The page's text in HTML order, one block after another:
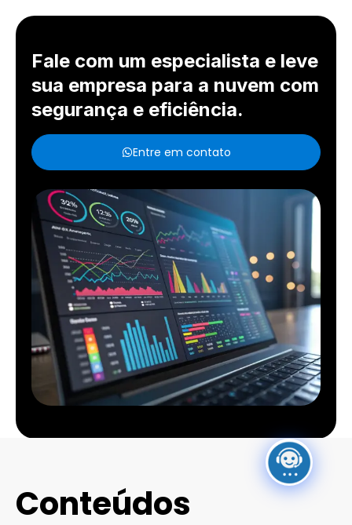
Fale com um especialista e leve
sua empresa para a nuvem com
segurança e eficiência.
Entre em contato
Conteúdos